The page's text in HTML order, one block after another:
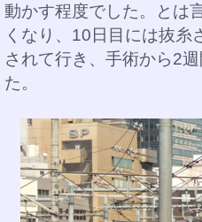
動かす程度でした。とは
くなり、10日目には抜
されて行き、手術から2
た。